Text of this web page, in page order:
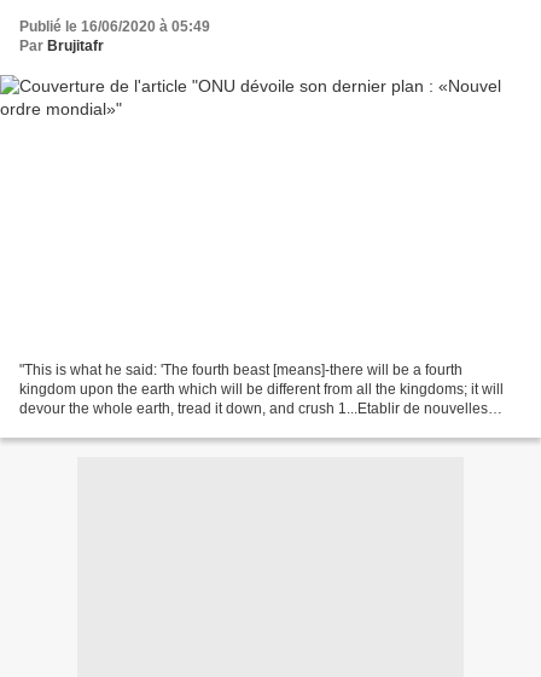
Publié le 16/06/2020 à 05:49
Par Brujitafr
"This is what he said: 'The fourth beast [means]-there will be a fourth
kingdom upon the earth which will be different from all the kingdoms; it will
devour the whole earth, tread it down, and crush 1...Etablir de nouvelles